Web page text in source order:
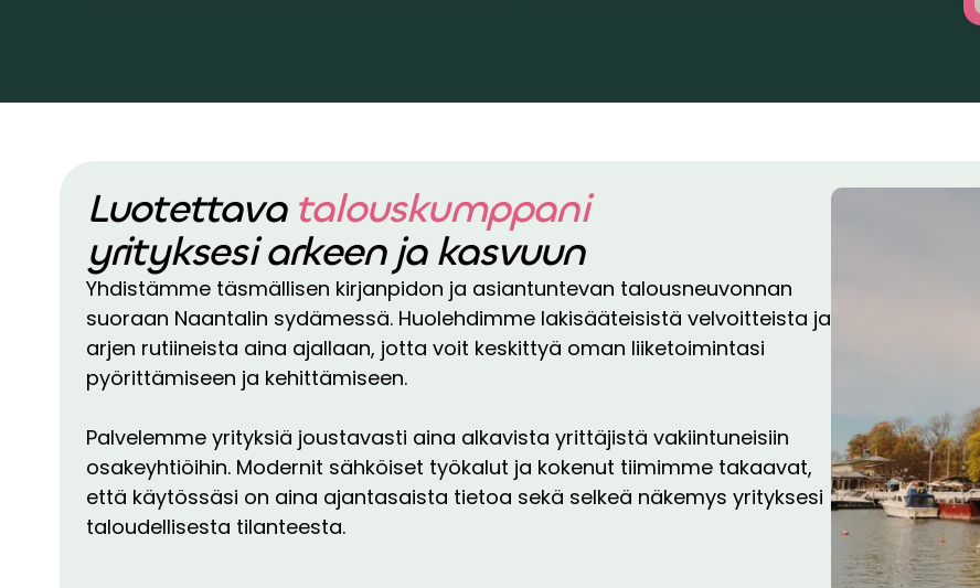
Luotettava talouskumppani
yrityksesi arkeen ja kasvuun
Yhdistämme täsmällisen kirjanpidon ja asiantuntevan talousneuvonnan
suoraan Naantalin sydämessä. Huolehdimme lakisääteisistä velvoitteista ja
arjen rutiineista aina ajallaan, jotta voit keskittyä oman liiketoimintasi
pyörittämiseen ja kehittämiseen.
Palvelemme yrityksiä joustavasti aina alkavista yrittäjistä vakiintuneisiin
osakeyhtiöihin. Modernit sähköiset työkalut ja kokenut tiimimme takaavat,
että käytössäsi on aina ajantasaista tietoa sekä selkeä näkemys yrityksesi
taloudellisesta tilanteesta.